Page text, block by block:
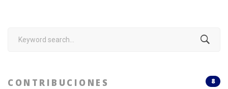
Search
CONTRIBUCIONES 8